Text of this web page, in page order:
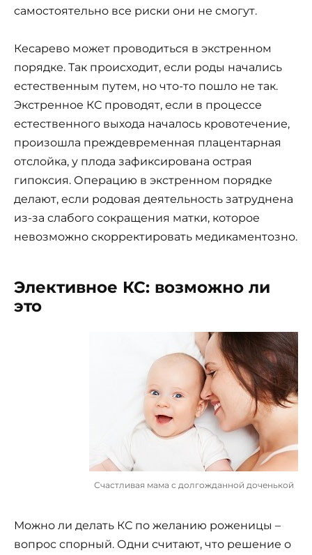
самостоятельно все риски они не смогут.
Кесарево может проводиться в экстренном
порядке. Так происходит, если роды начались
естественным путем, но что-то пошло не так.
Экстренное КС проводят, если в процессе
естественного выхода началось кровотечение,
произошла преждевременная плацентарная
отслойка, у плода зафиксирована острая
гипоксия. Операцию в экстренном порядке
делают, если родовая деятельность затруднена
из-за слабого сокращения матки, которое
невозможно скорректировать медикаментозно.
Элективное КС: возможно ли
это
Счастливая мама с долгожданной доченькой
Можно ли делать КС по желанию роженицы –
вопрос спорный. Одни считают, что решение о